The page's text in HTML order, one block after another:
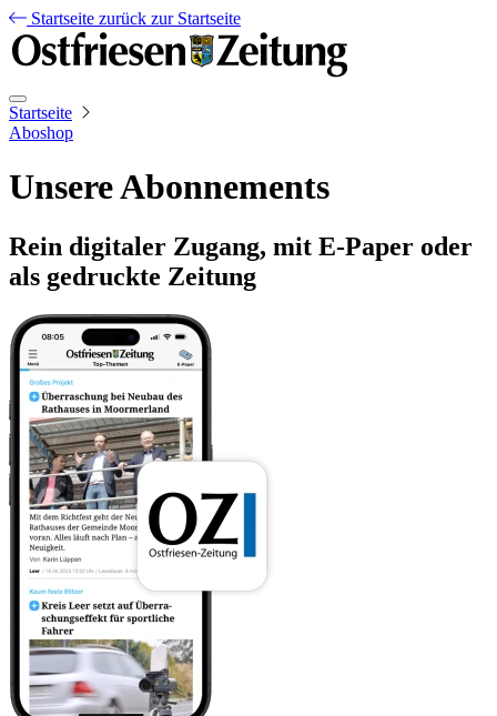
Startseite zurück zur Startseite
Startseite
Aboshop
Unsere Abonnements
Rein digitaler Zugang, mit E-Paper oder
als gedruckte Zeitung